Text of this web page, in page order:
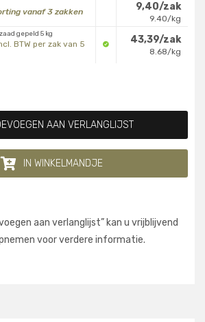
vanaf 3 zakken 9,40/zak
9.40/kg
gepeld 5 kg
BTW per zak van 5
43,39/zak
8.68/kg
AAN VERLANGLIJST
IN WINKELMANDJE
aan verlanglijst” kan u vrijblijvend
voor verdere informatie.